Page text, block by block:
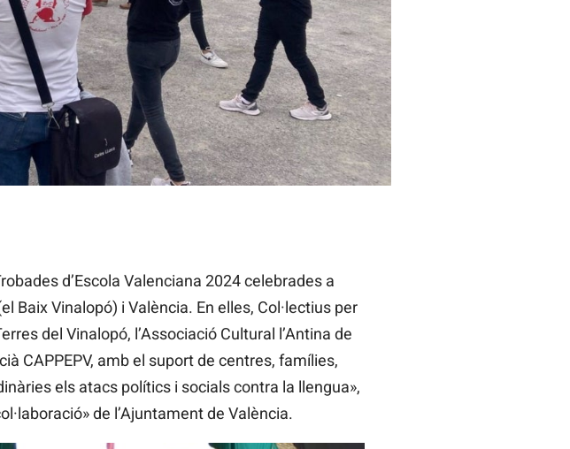
d’Escola Valenciana 2024 celebrades a
Baix Vinalopó) i València. En elles, Col·lectius per
del Vinalopó, l’Associació Cultural l’Antina de
CAPPEPV, amb el suport de centres, famílies,
els atacs polítics i socials contra la llengua»,
de l’Ajuntament de València.